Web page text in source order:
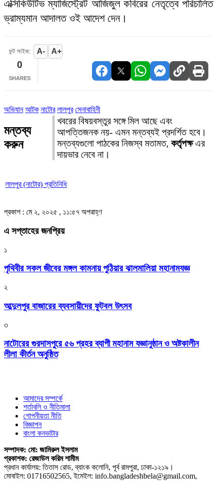
এক্সিকিউটিভ ম্যাজিস্ট্রেট আজিজুল কবিরের নেতৃত্বে পরিচালিত
ভ্রাম্যমান আদালত ওই আদেশ দেন।
ফন্ট সাইজ: A- A+
0
SHARES
অভিযান আটক নাটোর লালপুর সেনাবাহিনী
মন্তব্য
করুন
খবরের বিষয়বস্তুর সঙ্গে মিল আছে এবং
আপত্তিজনক নয়- এমন মন্তব্যই প্রদর্শিত হবে।
মন্তব্যগুলো পাঠকের নিজস্ব মতামত, কর্তৃপক্ষএর
দায়ভার নেবে না।
লালপুর (নাটোর) প্রতিনিধি
প্রকাশ : মে ২, ২০২৫ , ১১:৫৭ অপরাহ্ণ
এ সপ্তাহের জনপ্রিয়
১
পৃথিবীর সকল জীবের মঙ্গল কামনায় পুঠিয়ার ঝালমালিয়া মহানামযজ্ঞ
২
আব্দুলপুর বাজারের ব্যবসায়ীদের ফুটবল উৎসব
৩
নাটোরের গুরদাসপুরে ৫৬ প্রহর ব্যাপী মহানাম যজ্ঞানুষ্ঠান ও অষ্টকালীন
লীলা কীর্তন অনুষ্ঠিত
আমাদের সম্পর্কে
শর্তাবলি ও নীতিমালা
গোপনীয়তা নীতি
বিজ্ঞাপন
বাংলা কনভাটার
সম্পাদক: মো: জামিরুল ইসলাম
প্রকাশক: রেজাউল করিম শামীম
প্রধান কার্যালয়: তিতাস রোড, ব্যাংক কলোনি, পূর্ব রামপুরা, ঢাকা-১২১৯।
মোবাইল: 01716502565, ইমেইল: info.bangladeshbela@gmail.com,